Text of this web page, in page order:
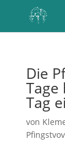
Die
Tage
Tag
von